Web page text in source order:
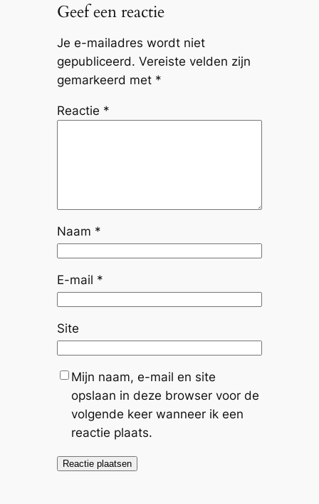
Geef een reactie
Je e-mailadres wordt niet
gepubliceerd. Vereiste velden zijn
gemarkeerd met *
Reactie *
Naam *
E-mail *
Site
Mijn naam, e-mail en site
opslaan in deze browser voor de
volgende keer wanneer ik een
reactie plaats.